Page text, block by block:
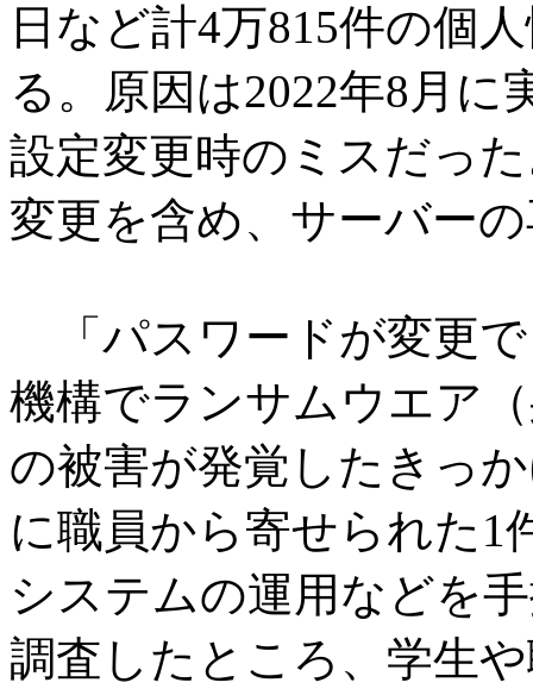
日など計4万815件の個
る。原因は2022年8月
設定変更時のミスだっ
変更を含め、サーバー
「パスワードが変更
機構でランサムウエア
の被害が発覚したきっ
に職員から寄せられた1
システムの運用などを
調査したところ、学生